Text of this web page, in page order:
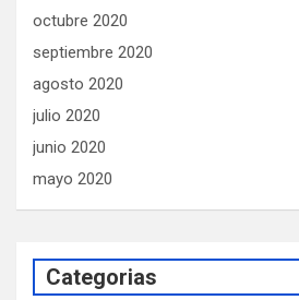
octubre 2020
septiembre 2020
agosto 2020
julio 2020
junio 2020
mayo 2020
Categorias